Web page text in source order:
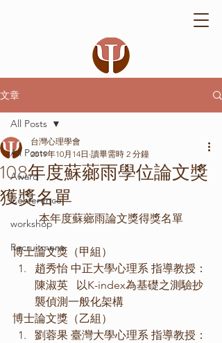
文章
All Posts
Award
Conference
workshop
Recruitment
All Posts
108年度蘇薌雨學位論文獎
獲獎名單
台灣心理學會
2019年10月14日 讀畢需時 2 分鐘
本年度蘇薌雨論文獎得獎名單
博士論文獎（甲組）
趙秀怡 中正大學心理系 指導教授：
陳淑英   以K-index為基礎之測驗抄
襲偵測一般化架構
博士論文獎（乙組）
劉蓉果 臺灣大學心理系 指導教授：